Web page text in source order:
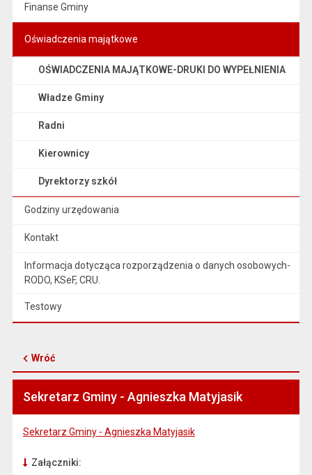
Finanse Gminy
Oświadczenia majątkowe
OŚWIADCZENIA MAJĄTKOWE-DRUKI DO WYPEŁNIENIA
Władze Gminy
Radni
Kierownicy
Dyrektorzy szkół
Godziny urzędowania
Kontakt
Informacja dotycząca rozporządzenia o danych osobowych-
RODO, KSeF, CRU.
Testowy
Wróć
Sekretarz Gminy - Agnieszka Matyjasik
Sekretarz Gminy - Agnieszka Matyjasik
Załączniki: